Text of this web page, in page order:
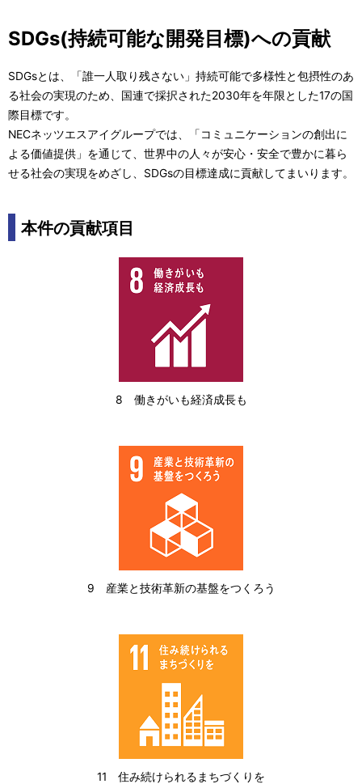
SDGs(持続可能な開発目標)への貢献
SDGsとは、「誰一人取り残さない」持続可能で多様性と包摂性のあ
る社会の実現のため、国連で採択された2030年を年限とした17の国
際目標です。
NECネッツエスアイグループでは、「コミュニケーションの創出に
よる価値提供」を通じて、世界中の人々が安心・安全で豊かに暮ら
せる社会の実現をめざし、SDGsの目標達成に貢献してまいります。
本件の貢献項目
8 働きがいも経済成長も
9 産業と技術革新の基盤をつくろう
11 住み続けられるまちづくりを